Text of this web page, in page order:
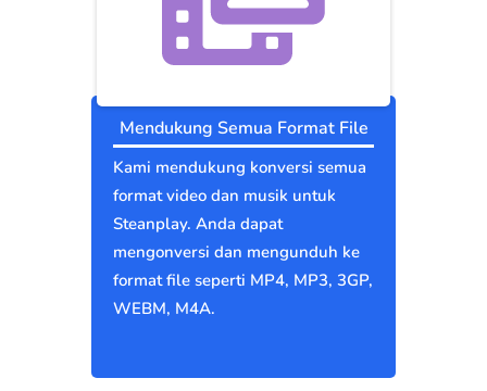
Mendukung Semua Format File
Kami mendukung konversi semua
format video dan musik untuk
Steanplay. Anda dapat
mengonversi dan mengunduh ke
format file seperti MP4, MP3, 3GP,
WEBM, M4A.